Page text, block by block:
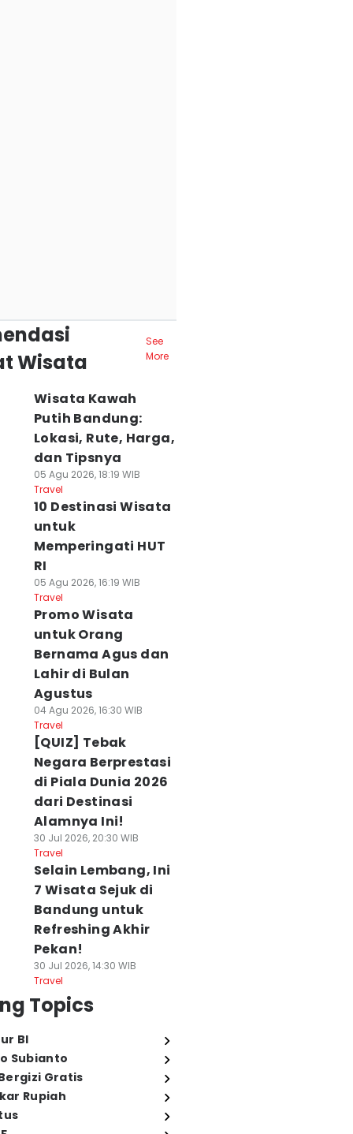
Wisata
See
More
Wisata Kawah
Putih Bandung:
Lokasi, Rute, Harga,
dan Tipsnya
05 Agu 2026, 18:19 WIB
Travel
10 Destinasi Wisata
untuk
Memperingati HUT
RI
05 Agu 2026, 16:19 WIB
Travel
Promo Wisata
untuk Orang
Bernama Agus dan
Lahir di Bulan
Agustus
04 Agu 2026, 16:30 WIB
Travel
[QUIZ] Tebak
Negara Berprestasi
di Piala Dunia 2026
dari Destinasi
Alamnya Ini!
30 Jul 2026, 20:30 WIB
Travel
Selain Lembang, Ini
7 Wisata Sejuk di
Bandung untuk
Refreshing Akhir
Pekan!
30 Jul 2026, 14:30 WIB
Travel
Topics
BI
Subianto
Gratis
Rupiah